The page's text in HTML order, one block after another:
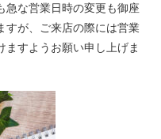
急な営業日時の変更も御座
すが、ご来店の際には営業
ますようお願い申し上げま